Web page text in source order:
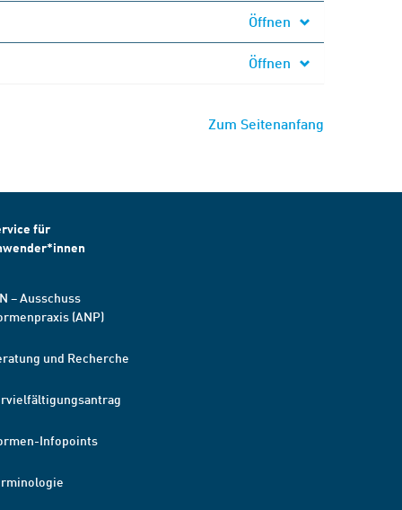
Öffnen
Öffnen
Zum Seitenanfang
für
– Ausschuss
(ANP)
und Recherche
Infopoints